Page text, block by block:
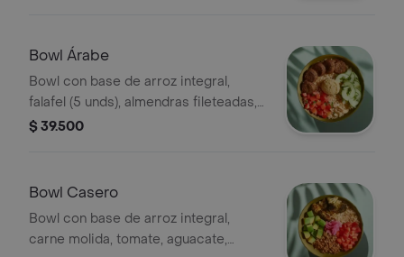
Bowl Árabe
Bowl con base de arroz integral,
falafel (5 unds), almendras fileteadas,
tomate, pepino, hummus y perejil.
$ 39.500
Bowl Casero
Bowl con base de arroz integral,
carne molida, tomate, aguacate,